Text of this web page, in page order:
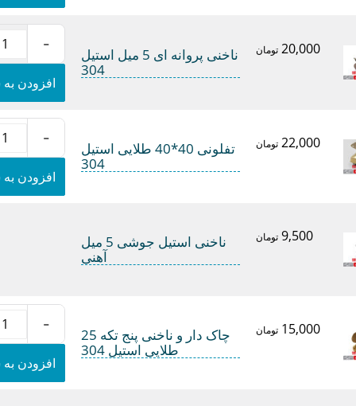
شاخک
استیل
304
عدد
20,000 تومان
ناخنی پروانه ای 5 میل استیل
304
ناخنی
پروانه
ای
میل
استیل
304
عدد
-
افزودن
22,000 تومان
تفلونی 40*40 طلایی استیل
304
تفلونی
40*40
طلایی
استیل
304
-
افزودن
9,500 تومان
ناخنی استیل جوشی 5 میل
آهنی
15,000 تومان
چاک دار و ناخنی پنج تکه 25
طلایی استیل 304
چاک
دار
ناخنی
پنج
-
افزودن